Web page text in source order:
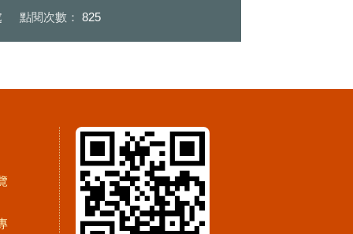
點閱次數： 825